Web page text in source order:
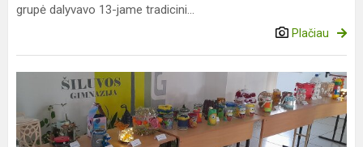
grupė dalyvavo 13-jame tradicini...
Plačiau
Vokiečių
kalbos
pamoka
kitaip